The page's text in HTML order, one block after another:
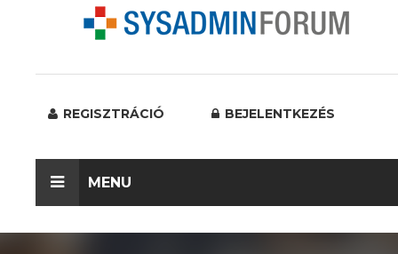
REGISZTRÁCIÓ BEJELENTKEZÉS
MENU